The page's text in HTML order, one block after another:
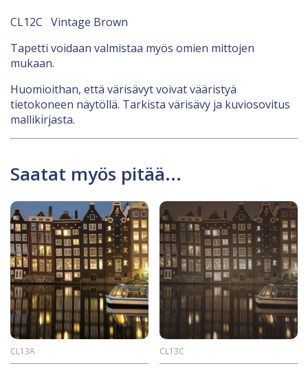
CL12C Vintage Brown
Tapetti voidaan valmistaa myös omien mittojen
mukaan.
Huomioithan, että värisävyt voivat vääristyä
tietokoneen näytöllä. Tarkista värisävy ja kuviosovitus
mallikirjasta.
Saatat myös pitää...
CL13A CL13C